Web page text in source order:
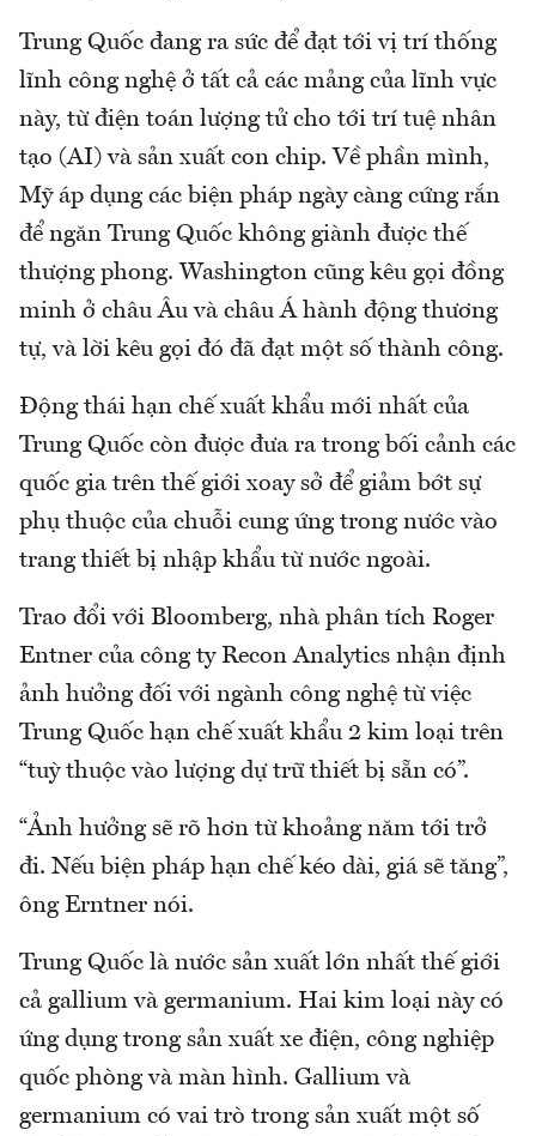
Trung Quốc đang ra sức để đạt tới vị trí thống
lĩnh công nghệ ở tất cả các mảng của lĩnh vực
này, từ điện toán lượng tử cho tới trí tuệ nhân
tạo (AI) và sản xuất con chip. Về phần mình,
Mỹ áp dụng các biện pháp ngày càng cứng rắn
để ngăn Trung Quốc không giành được thế
thượng phong. Washington cũng kêu gọi đồng
minh ở châu Âu và châu Á hành động thương
tự, và lời kêu gọi đó đã đạt một số thành công.
Động thái hạn chế xuất khẩu mới nhất của
Trung Quốc còn được đưa ra trong bối cảnh các
quốc gia trên thế giới xoay sở để giảm bớt sự
phụ thuộc của chuỗi cung ứng trong nước vào
trang thiết bị nhập khẩu từ nước ngoài.
Trao đổi với Bloomberg, nhà phân tích Roger
Entner của công ty Recon Analytics nhận định
ảnh hưởng đối với ngành công nghệ từ việc
Trung Quốc hạn chế xuất khẩu 2 kim loại trên
“tuỳ thuộc vào lượng dự trữ thiết bị sẵn có”.
“Ảnh hưởng sẽ rõ hơn từ khoảng năm tới trở
đi. Nếu biện pháp hạn chế kéo dài, giá sẽ tăng”,
ông Erntner nói.
Trung Quốc là nước sản xuất lớn nhất thế giới
cả gallium và germanium. Hai kim loại này có
ứng dụng trong sản xuất xe điện, công nghiệp
quốc phòng và màn hình. Gallium và
germanium có vai trò trong sản xuất một số